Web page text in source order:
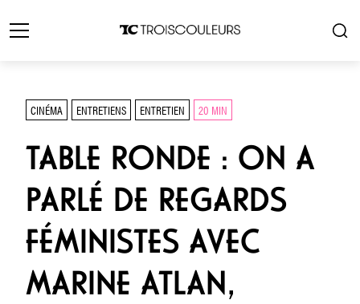
CINÉMA ENTRETIENS ENTRETIEN 20 MIN
TABLE RONDE : ON A
PARLÉ DE REGARDS
FÉMINISTES AVEC
MARINE ATLAN,